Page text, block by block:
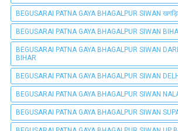
BEGUSARAI PATNA GAYA BHAGALPUR SIWAN
BEGUSARAI PATNA GAYA BHAGALPUR SIWAN
BEGUSARAI PATNA GAYA BHAGALPUR SIWAN
BIHAR
BEGUSARAI PATNA GAYA BHAGALPUR SIWAN
BEGUSARAI PATNA GAYA BHAGALPUR SIWAN
BEGUSARAI PATNA GAYA BHAGALPUR SIWAN